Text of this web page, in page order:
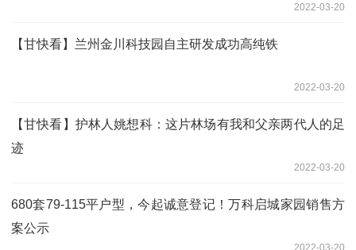
2022-03-20
【甘快看】兰州金川科技园自主研发成功高纯铁
2022-03-20
【甘快看】护林人姚想科：这片林场有我和父亲两代人的足
迹
2022-03-20
680套79-115平户型，今起诚意登记！万科启城家园销售方
案公示